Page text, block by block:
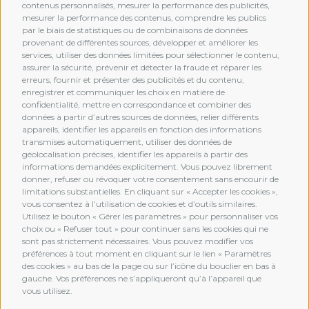
contenus personnalisés, mesurer la performance des publicités,
mesurer la performance des contenus, comprendre les publics
par le biais de statistiques ou de combinaisons de données
provenant de différentes sources, développer et améliorer les
services, utiliser des données limitées pour sélectionner le contenu,
assurer la sécurité, prévenir et détecter la fraude et réparer les
erreurs, fournir et présenter des publicités et du contenu,
enregistrer et communiquer les choix en matière de
confidentialité, mettre en correspondance et combiner des
données à partir d’autres sources de données, relier différents
appareils, identifier les appareils en fonction des informations
transmises automatiquement, utiliser des données de
géolocalisation précises, identifier les appareils à partir des
informations demandées explicitement. Vous pouvez librement
donner, refuser ou révoquer votre consentement sans encourir de
limitations substantielles. En cliquant sur « Accepter les cookies »,
vous consentez à l’utilisation de cookies et d’outils similaires.
Utilisez le bouton « Gérer les paramètres » pour personnaliser vos
choix ou « Refuser tout » pour continuer sans les cookies qui ne
sont pas strictement nécessaires. Vous pouvez modifier vos
préférences à tout moment en cliquant sur le lien « Paramètres
des cookies » au bas de la page ou sur l’icône du bouclier en bas à
gauche. Vos préférences ne s’appliqueront qu’à l’appareil que
vous utilisez.
MEMBERSHIP